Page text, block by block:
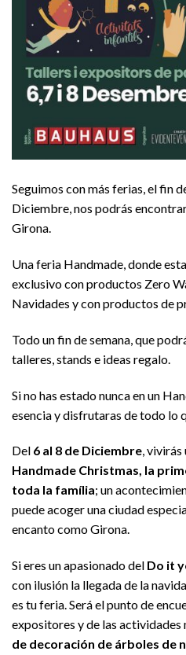
Seguimos con más ferias, el fin
Diciembre, nos podrás
Girona.
Una feria Handmade, donde
exclusivo con productos Zero
Navidades y con productos de
Todo un fin de semana, que
talleres, stands e ideas regalo.
Si no has estado nunca en un
esencia y disfrutaras de todo lo
Del 6 al 8 de Diciembre, vivirás
Handmade Christmas, la
toda la família; un
puede acoger una ciudad
encanto como Girona.
Si eres un apasionado del Do it
con ilusión la llegada de la
es tu feria. Será el punto de
expositores y de las actividades
de decoración de árboles de